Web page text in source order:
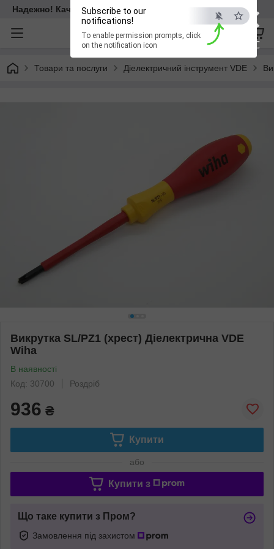
×
ESC
Subscribe to our
notifications!
To enable permission prompts, click
on the notification icon
Надежно! Качественно! Для всех!
Товари та послуги Діелектричний інструмент VDE
Викрутка SL/PZ1 (хрест) Діелектрична VDE
Wiha
В наявності
Код: 30700
Роздріб
936 ₴
Купити
або
Купити з
Що таке купити з Пром?
Замовлення під захистом